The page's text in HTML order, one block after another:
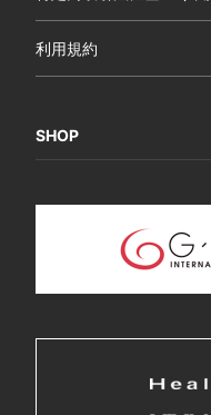
利用規約
SHOP